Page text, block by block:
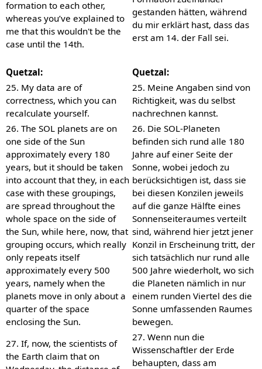
formation to each other,
whereas you’ve explained to
me that this wouldn't be the
case until the 14th.
gestanden hätten, während
du mir erklärt hast, dass das
erst am 14. der Fall sei.
Quetzal:
Quetzal:
25. My data are of
correctness, which you can
recalculate yourself.
25. Meine Angaben sind von
Richtigkeit, was du selbst
nachrechnen kannst.
26. The SOL planets are on
one side of the Sun
approximately every 180
years, but it should be taken
into account that they, in each
case with these groupings,
are spread throughout the
whole space on the side of
the Sun, while here, now, that
grouping occurs, which really
only repeats itself
approximately every 500
years, namely when the
planets move in only about a
quarter of the space
enclosing the Sun.
26. Die SOL-Planeten
befinden sich rund alle 180
Jahre auf einer Seite der
Sonne, wobei jedoch zu
berücksichtigen ist, dass sie
bei diesen Konzilen jeweils
auf die ganze Hälfte eines
Sonnenseiteraumes verteilt
sind, während hier jetzt jener
Konzil in Erscheinung tritt, der
sich tatsächlich nur rund alle
500 Jahre wiederholt, wo sich
die Planeten nämlich in nur
einem runden Viertel des die
Sonne umfassenden Raumes
bewegen.
27. If, now, the scientists of
the Earth claim that on
27. Wenn nun die
Wissenschaftler der Erde
behaupten, dass am